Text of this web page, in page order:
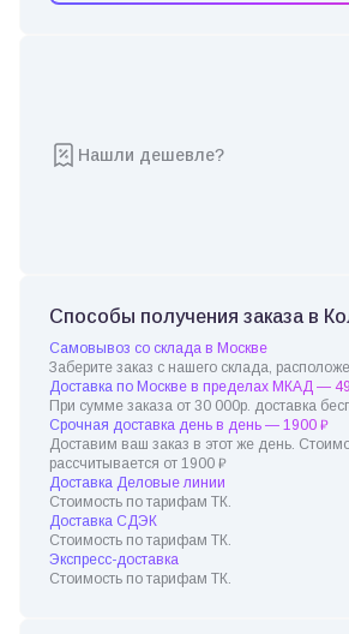
Нашли дешевле?
Способы получения заказа в
Самовывоз со склада в Москве
Заберите заказ с нашего склада,
Доставка по Москве в пределах МКАД —
При сумме заказа от 30 000р. доставка
Срочная доставка день в день — 1900 ₽
Доставим ваш заказ в этот же день.
рассчитывается от 1900 ₽
Доставка Деловые линии
Стоимость по тарифам ТК.
Доставка СДЭК
Стоимость по тарифам ТК.
Экспресс-доставка
Стоимость по тарифам ТК.